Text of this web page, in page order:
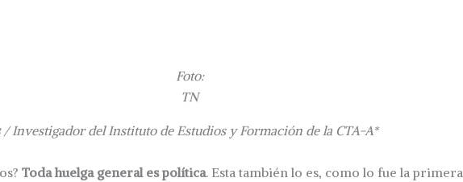
Foto:
TN
/ Investigador del Instituto de Estudios y Formación de la CTA-A*
Toda huelga general es política. Esta también lo es, como lo fue la primera